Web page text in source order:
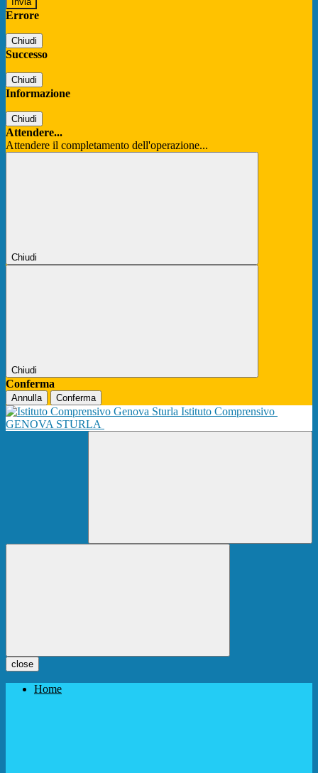
Errore
Chiudi
Successo
Chiudi
Informazione
Chiudi
Attendere...
Attendere il completamento dell'operazione...
Chiudi
Chiudi
Conferma
Annulla Conferma
Istituto Comprensivo
GENOVA STURLA
close
Home